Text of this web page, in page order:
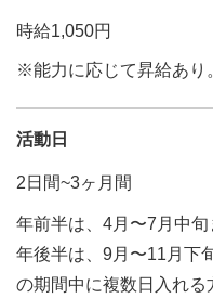
時給1,050円
※能力に応じて昇給あり
活動日
2日間~3ヶ月間
年前半は、4月〜7月中
年後半は、9月〜11月下
の期間中に複数日入れる